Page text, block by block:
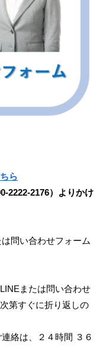
ら
2222-2176）よりかけ
問い合わせフォーム
または問い合わせ
第すぐに折り返しの
絡は、２４時間 ３６